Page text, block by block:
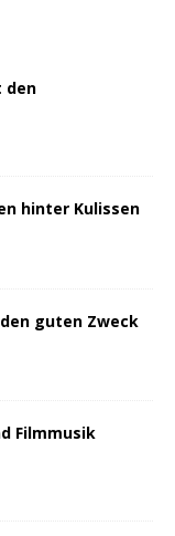
den
hinter Kulissen
guten Zweck
Filmmusik